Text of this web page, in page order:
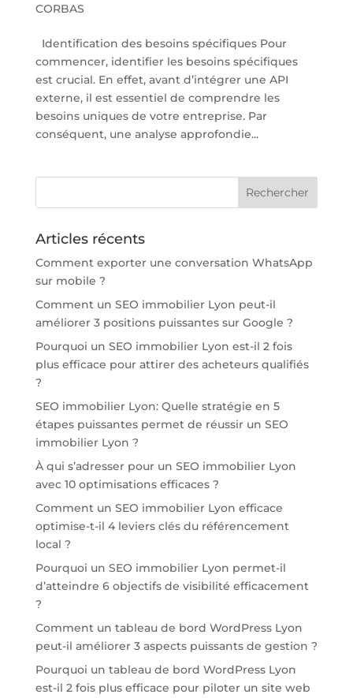
CORBAS
Identification des besoins spécifiques Pour
commencer, identifier les besoins spécifiques
est crucial. En effet, avant d’intégrer une API
externe, il est essentiel de comprendre les
besoins uniques de votre entreprise. Par
conséquent, une analyse approfondie...
Articles récents
Comment exporter une conversation WhatsApp
sur mobile ?
Comment un SEO immobilier Lyon peut-il
améliorer 3 positions puissantes sur Google ?
Pourquoi un SEO immobilier Lyon est-il 2 fois
plus efficace pour attirer des acheteurs qualifiés
?
SEO immobilier Lyon: Quelle stratégie en 5
étapes puissantes permet de réussir un SEO
immobilier Lyon ?
À qui s’adresser pour un SEO immobilier Lyon
avec 10 optimisations efficaces ?
Comment un SEO immobilier Lyon efficace
optimise-t-il 4 leviers clés du référencement
local ?
Pourquoi un SEO immobilier Lyon permet-il
d’atteindre 6 objectifs de visibilité efficacement
?
Comment un tableau de bord WordPress Lyon
peut-il améliorer 3 aspects puissants de gestion ?
Pourquoi un tableau de bord WordPress Lyon
est-il 2 fois plus efficace pour piloter un site web